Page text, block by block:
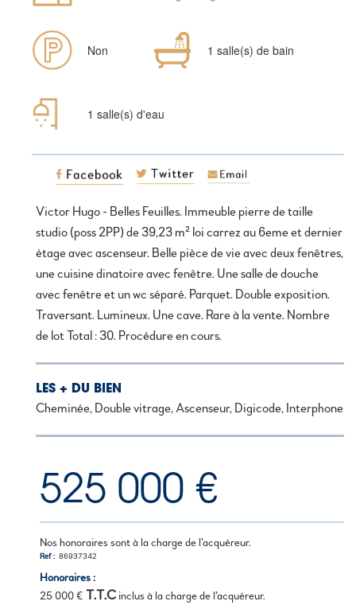
Parking
Non
Salles
1 salle(s) de bain
1 salle(s) d'eau
Victor Hugo - Belles Feuilles. Immeuble pierre de taille
studio (poss 2PP) de 39,23 m² loi carrez au 6eme et dernier
étage avec ascenseur. Belle pièce de vie avec deux fenêtres,
une cuisine dinatoire avec fenêtre. Une salle de douche
avec fenêtre et un wc séparé. Parquet. Double exposition.
Traversant. Lumineux. Une cave. Rare à la vente. Nombre
de lot Total : 30. Procédure en cours.
LES + DU BIEN
Cheminée, Double vitrage, Ascenseur, Digicode, Interphone
525 000 €
Nos honoraires sont à la charge de l’acquéreur.
Ref 86937342
Honoraires :
25 000 € T.T.C inclus à la charge de l’acquéreur.